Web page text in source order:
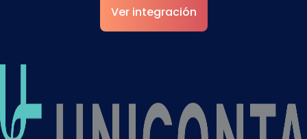
Ver integración